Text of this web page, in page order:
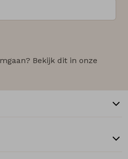
Bekijk dit in onze